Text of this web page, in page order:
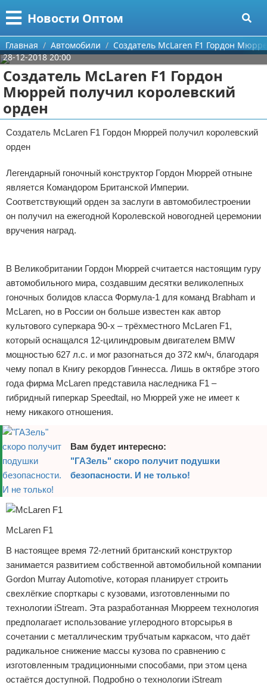
Новости Оптом
Меню
Главная
Категории
Информационные технологии
Автомобили
Знаменитости
Политика
Природа
Философия
Экономика
Разное
Поиск
О проекте
Контакты
Сотрудничество
Размещение рекламы
Для правообладателей
Отказ от ответственности
Главная Автомобили
Создатель McLaren F1 Гордон
28-12-2018 20:00
Создатель McLaren F1 Гордон
Мюррей получил королевский
орден
Создатель McLaren F1 Гордон Мюррей получил королевский
орден
Легендарный гоночный конструктор Гордон Мюррей отныне
является Командором Британской Империи.
Соответствующий орден за заслуги в автомобилестроении
он получил на ежегодной Королевской новогодней церемонии
вручения наград.
В Великобритании Гордон Мюррей считается настоящим гуру
автомобильного мира, создавшим десятки великолепных
гоночных болидов класса Формула-1 для команд Brabham и
McLaren, но в России он больше известен как автор
культового суперкара 90-х – трёхместного McLaren F1,
который оснащался 12-цилиндровым двигателем BMW
мощностью 627 л.с. и мог разогнаться до 372 км/ч, благодаря
чему попал в Книгу рекордов Гиннесса. Лишь в октябре этого
года фирма McLaren представила наследника F1 –
гибридный гиперкар Speedtail, но Мюррей уже не имеет к
нему никакого отношения.
Вам будет интересно:
"ГАЗель" скоро получит подушки
безопасности. И не только!
McLaren F1
В настоящее время 72-летний британский конструктор
занимается развитием собственной автомобильной компании
Gordon Murray Automotive, которая планирует строить
свехлёгкие спорткары с кузовами, изготовленными по
технологии iStream. Эта разработанная Мюрреем технология
предполагает использование углеродного вторсырья в
сочетании с металлическим трубчатым каркасом, что даёт
радикальное снижение массы кузова по сравнению с
изготовленным традиционными способами, при этом цена
остаётся доступной. Подробно о технологии iStream